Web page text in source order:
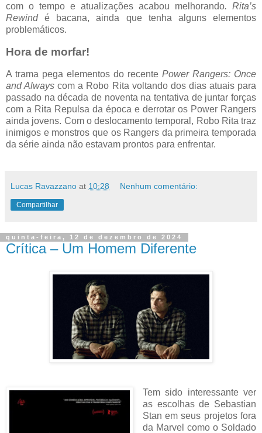
com o tempo e atualizações acabou melhorando. Rita’s
Rewindé bacana, ainda que tenha alguns elementos
problemáticos.
Hora de morfar!
A trama pega elementos do recente Power Rangers: Once
and Always com a Robo Rita voltando dos dias atuais para
passado na década de noventa na tentativa de juntar forças
com a Rita Repulsa da época e derrotar os Power Rangers
ainda jovens. Com o deslocamento temporal, Robo Rita traz
inimigos e monstros que os Rangers da primeira temporada
da série ainda não estavam prontos para enfrentar.
Lucas Ravazzano at 10:28 Nenhum comentário:
Compartilhar
quinta-feira, 12 de dezembro de 2024
Crítica – Um Homem Diferente
Tem sido interessante ver
as escolhas de Sebastian
Stan em seus projetos fora
da Marvel como o Soldado